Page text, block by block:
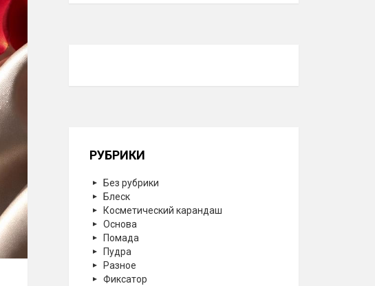
РУБРИКИ
Без рубрики
Блеск
Косметический карандаш
Основа
Помада
Пудра
Разное
Фиксатор